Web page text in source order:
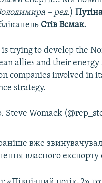
– ред.)Путіна
Стів Вомак.
is trying to develop the
allies and their energy
companies involved in
strategy.
Steve Womack
вже
власного експорту